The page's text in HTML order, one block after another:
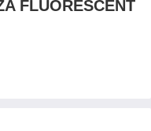
FLUORESCENT